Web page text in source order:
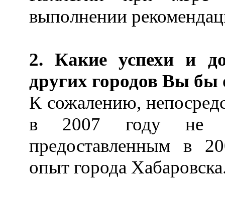
выполнении
2. Какие успехи и
других городов Вы бы
К сожалению,
в 2007 году не
предоставленным в
опыт города